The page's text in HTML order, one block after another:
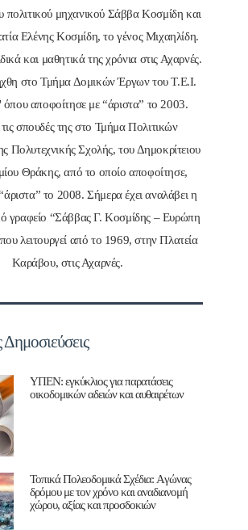
πολιτικού μηχανικού Σάββα Κοσμίδη και
Ελένης Κοσμίδη, το γένος Μιχαηλίδη.
και μαθητικά της χρόνια στις Αχαρνές.
στο Τμήμα Δομικών Έργων του Τ.Ε.Ι.
όπου αποφοίτησε με “άριστα” το 2003.
τις σπουδές της στο Τμήμα Πολιτικών
Πολυτεχνικής Σχολής, του Δημοκρίτειου
Θράκης, από το οποίο αποφοίτησε,
το 2008. Σήμερα έχει αναλάβει η
γραφείο “Σάββας Γ. Κοσμίδης – Ευρώπη
λειτουργεί από το 1969, στην Πλατεία
Καράβου, στις Αχαρνές.
ΥΠΕΝ: εγκύκλιος για παρατάσεις
οικοδομικών αδειών και αυθαιρέτων
Τοπικά Πολεοδομικά Σχέδια: Aγώνας
δρόμου με τον χρόνο και αναδιανομή
χώρου, αξίας και προσδοκιών